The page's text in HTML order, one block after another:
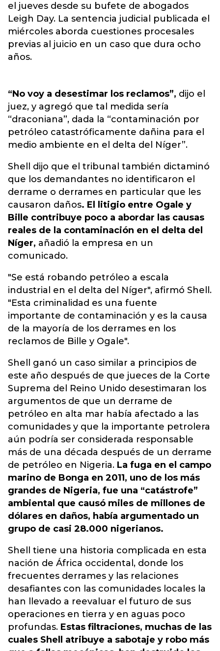
el jueves desde su bufete de abogados
Leigh Day. La sentencia judicial publicada el
miércoles aborda cuestiones procesales
previas al juicio en un caso que dura ocho
años.
“No voy a desestimar los reclamos”, dijo el
juez, y agregó que tal medida sería
“draconiana”, dada la “contaminación por
petróleo catastróficamente dañina para el
medio ambiente en el delta del Níger”.
Shell dijo que el tribunal también dictaminó
que los demandantes no identificaron el
derrame o derrames en particular que les
causaron daños. El litigio entre Ogale y
Bille contribuye poco a abordar las causas
reales de la contaminación en el delta del
Níger, añadió la empresa en un
comunicado.
"Se está robando petróleo a escala
industrial en el delta del Níger", afirmó Shell.
"Esta criminalidad es una fuente
importante de contaminación y es la causa
de la mayoría de los derrames en los
reclamos de Bille y Ogale".
Shell ganó un caso similar a principios de
este año después de que jueces de la Corte
Suprema del Reino Unido desestimaran los
argumentos de que un derrame de
petróleo en alta mar había afectado a las
comunidades y que la importante petrolera
aún podría ser considerada responsable
más de una década después de un derrame
de petróleo en Nigeria. La fuga en el campo
marino de Bonga en 2011, uno de los más
grandes de Nigeria, fue una “catástrofe”
ambiental que causó miles de millones de
dólares en daños, había argumentado un
grupo de casi 28.000 nigerianos.
Shell tiene una historia complicada en esta
nación de África occidental, donde los
frecuentes derrames y las relaciones
desafiantes con las comunidades locales la
han llevado a reevaluar el futuro de sus
operaciones en tierra y en aguas poco
profundas. Estas filtraciones, muchas de las
cuales Shell atribuye a sabotaje y robo más